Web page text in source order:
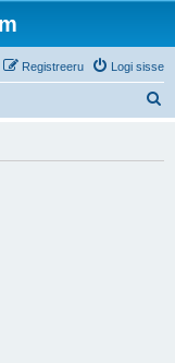
Logi sisse
Registreeru